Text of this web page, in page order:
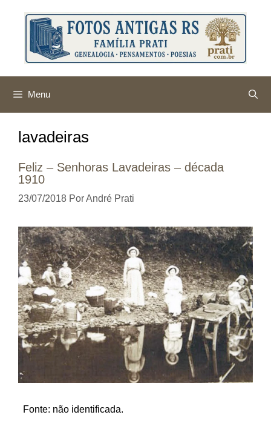
conteúdo
Menu
lavadeiras
Feliz – Senhoras Lavadeiras – década
1910
23/07/2018 PorAndré Prati
Fonte: não identificada.